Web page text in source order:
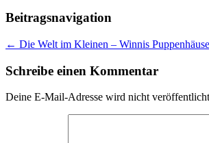
Beitragsnavigation
← Die Welt im Kleinen – Winnis
Schreibe einen Kommentar
Deine E-Mail-Adresse wird nicht